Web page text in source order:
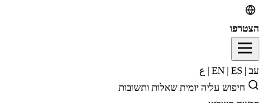
הצטרפו
עב |
| ES
| ع
חיפוש עליה יומית שאלות ותשובות